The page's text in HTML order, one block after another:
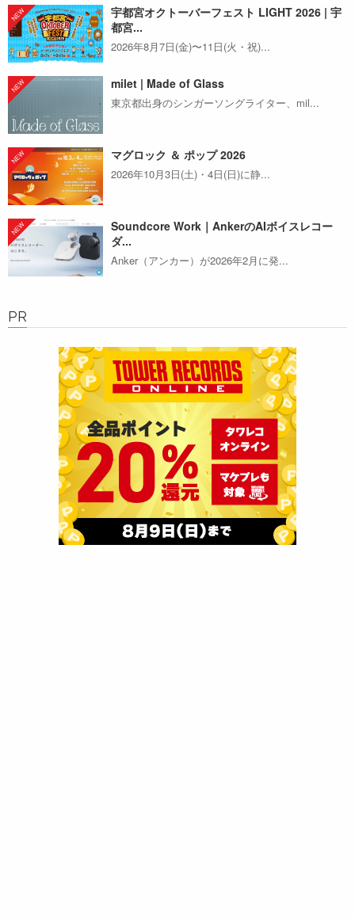
宇都宮オクトーバーフェスト LIGHT 2026 | 宇
都宮...
2026年8月7日(金)〜11日(火・祝)...
milet | Made of Glass
東京都出身のシンガーソングライター、mil...
マグロック ＆ ポップ 2026
2026年10月3日(土)・4日(日)に静...
Soundcore Work｜AnkerのAIボイスレコー
ダ...
Anker（アンカー）が2026年2月に発...
PR